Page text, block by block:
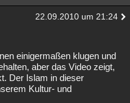
22.09.2010 um 21:24
einigermaßen klugen und
aber das Video zeigt,
Der Islam in dieser
Kultur- und